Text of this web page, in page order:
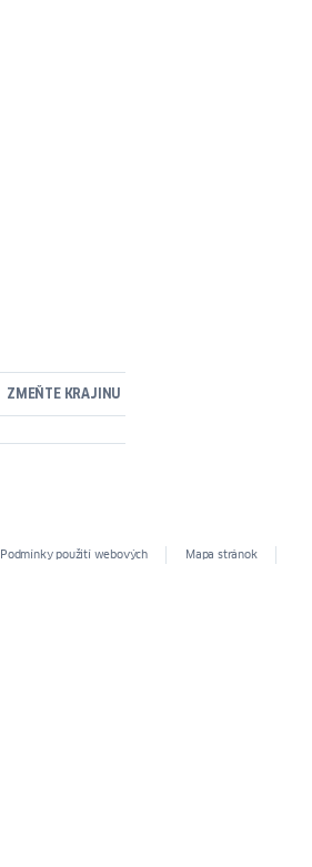
ZMEŇTE KRAJINU
Podmínky použití webových Mapa stránok